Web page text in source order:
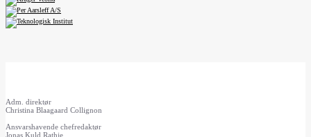
Adm. direktør
Christina Blaagaard Collignon
Ansvarshavende chefredaktør
Jonas Kuld Rathje